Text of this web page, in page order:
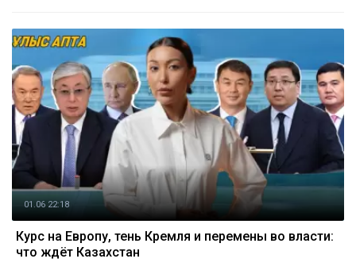
01.06 22:18
Курс на Европу, тень Кремля и перемены во власти:
что ждёт Казахстан